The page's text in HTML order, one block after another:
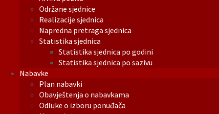
Održane sjednice
Realizacije sjednica
Napredna pretraga sjednica
Statistika sjednica
Statistika sjednica po godini
Statistika sjednica po sazivu
Nabavke
Plan nabavki
Obavještenja o nabavkama
Odluke o izboru ponuđača